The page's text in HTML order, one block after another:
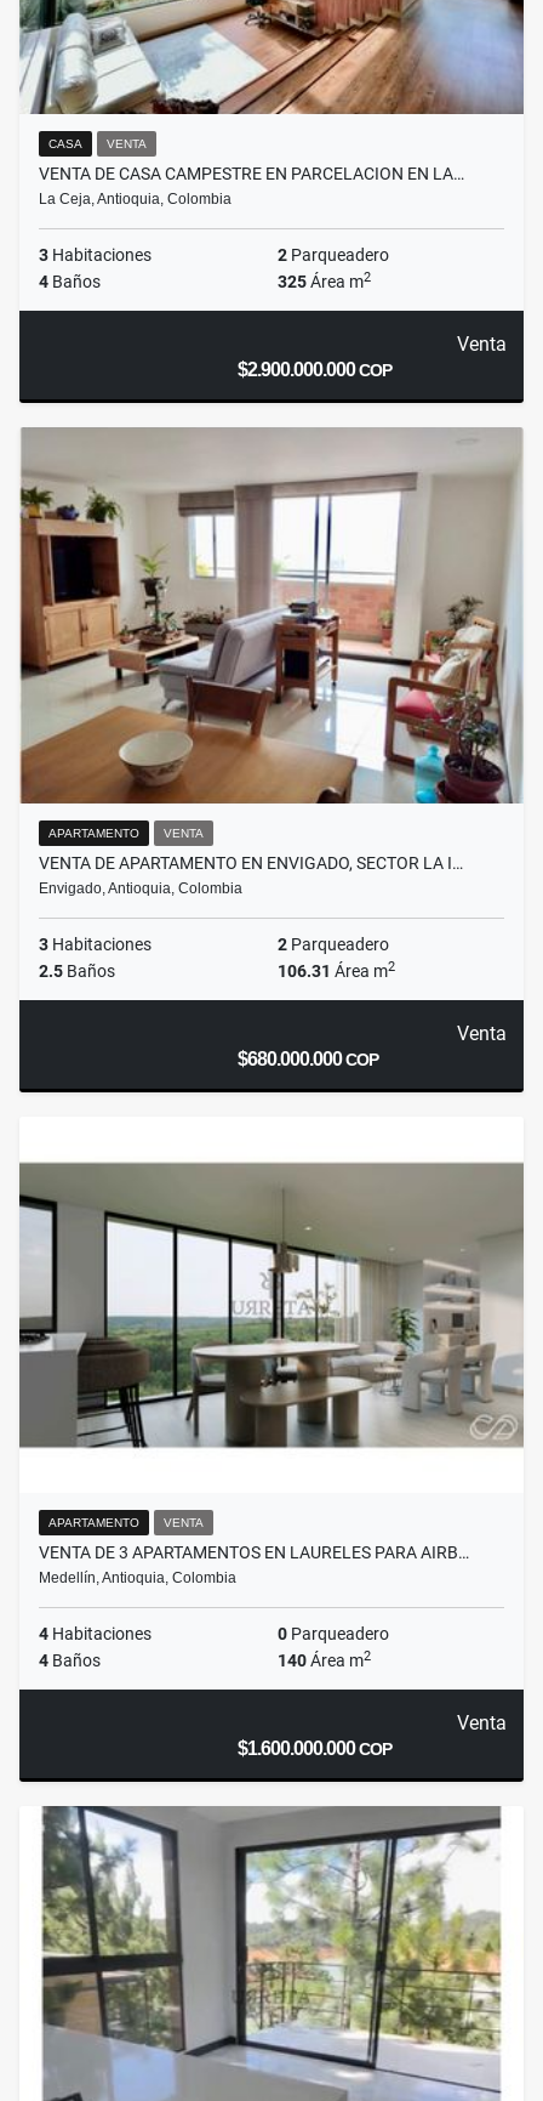
CASA VENTA
VENTA DE CASA CAMPESTRE EN PARCELACION EN LA…
La Ceja, Antioquia, Colombia
3 Habitaciones 2 Parqueadero
4 Baños 325Área m2
Venta
$2.900.000.000COP
APARTAMENTO VENTA
VENTA DE APARTAMENTO EN ENVIGADO, SECTOR LA I…
Envigado, Antioquia, Colombia
3 Habitaciones 2 Parqueadero
2.5 Baños 106.31 Área m2
Venta
$680.000.000COP
APARTAMENTO VENTA
VENTA DE 3 APARTAMENTOS EN LAURELES PARA AIRB…
Medellín, Antioquia, Colombia
4 Habitaciones 0 Parqueadero
4 Baños 140Área m2
Venta
$1.600.000.000COP